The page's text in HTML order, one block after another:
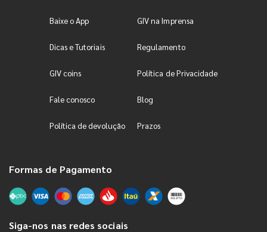
Baixe o App GIV na Imprensa
Dicas e Tutoriais Regulamento
GIV coins Política de Privacidade
Fale conosco Blog
Política de devolução Prazos
Formas de Pagamento
Siga-nos nas redes sociais